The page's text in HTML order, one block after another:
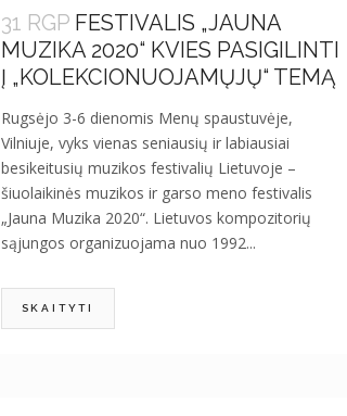
31 RGP FESTIVALIS „JAUNA
MUZIKA 2020“ KVIES PASIGILINTI
Į „KOLEKCIONUOJAMŲJŲ“ TEMĄ
Rugsėjo 3-6 dienomis Menų spaustuvėje,
Vilniuje, vyks vienas seniausių ir labiausiai
besikeitusių muzikos festivalių Lietuvoje –
šiuolaikinės muzikos ir garso meno festivalis
„Jauna Muzika 2020“. Lietuvos kompozitorių
sąjungos organizuojama nuo 1992...
SKAITYTI